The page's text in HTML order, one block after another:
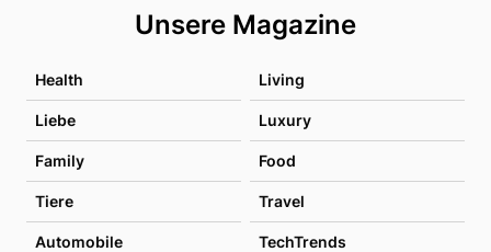
Unsere Magazine
Health Living
Liebe Luxury
Family Food
Tiere Travel
Automobile TechTrends